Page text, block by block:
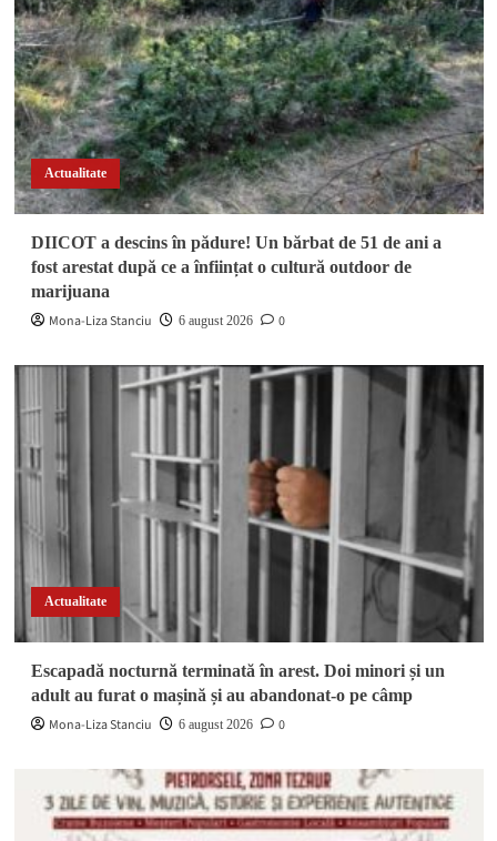
Actualitate
DIICOT a descins în pădure! Un bărbat de 51 de ani a
fost arestat după ce a înființat o cultură outdoor de
marijuana
Mona-Liza Stanciu
6 august 2026 0
Actualitate
Escapadă nocturnă terminată în arest. Doi minori și un
adult au furat o mașină și au abandonat-o pe câmp
Mona-Liza Stanciu
6 august 2026 0